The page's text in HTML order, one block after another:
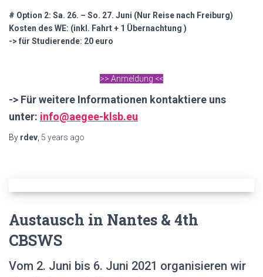
# Option 2: Sa. 26. – So. 27. Juni (Nur Reise nach Freiburg)
Kosten des WE: (inkl. Fahrt + 1 Übernachtung )
-> für Studierende: 20 euro
>> Anmeldung <<
-> Für weitere Informationen kontaktiere uns
unter: info@aegee-klsb.eu
By rdev 5 years ago
Austausch in Nantes & 4th
CBSWS
Vom 2. Juni bis 6. Juni 2021 organisieren wir